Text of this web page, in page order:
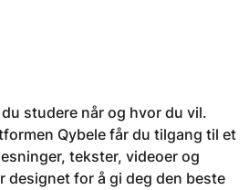
studere når og hvor du vil.
Qybele får du tilgang til et
tekster, videoer og
designet for å gi deg den beste